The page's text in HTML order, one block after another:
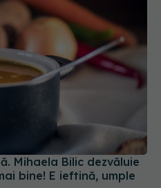
Mihaela Bilic dezvăluie
bine! E ieftină, umple